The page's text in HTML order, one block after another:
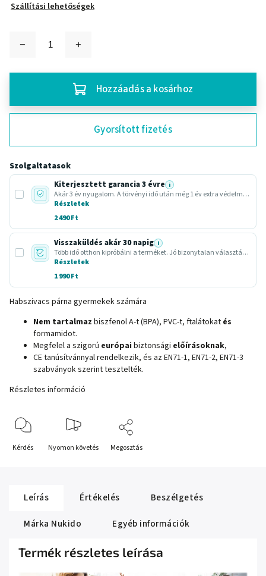
Szállítási lehetőségek
Hozzáadás a kosárhoz
Gyorsított fizetés
Szolgaltatasok
Kiterjesztett garancia 3 évre i
Akár 3 év nyugalom. A törvényi idő után még 1 év extra védelmet adunk.
Részletek
2 490 Ft
Visszaküldés akár 30 napig i
Több idő otthon kipróbálni a terméket. Jó bizonytalan választásnál vagy ajándéknál.
Részletek
1 990 Ft
Habszivacs párna gyermekek számára
Nem tartalmaz biszfenol A-t (BPA), PVC-t, ftalátokat és
formamidot.
Megfelel a szigorú európai biztonsági előírásoknak,
CE tanúsítvánnyal rendelkezik, és az EN71-1, EN71-2, EN71-3
szabványok szerint tesztelték.
Részletes információ
Kérdés Nyomon követés Megosztás
Leírás Értékelés
Beszélgetés
Márka Nukido Egyéb információk
Termék részletes leírása